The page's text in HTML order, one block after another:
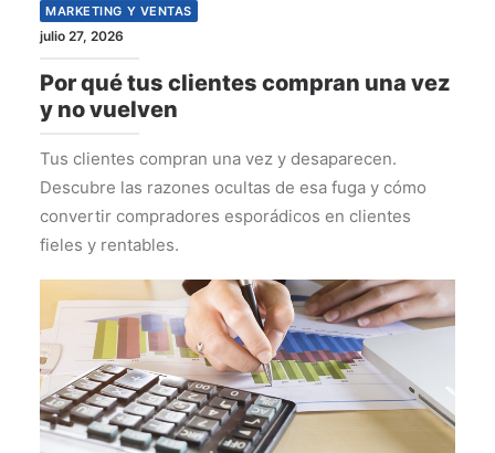
MARKETING Y VENTAS
julio 27, 2026
Por qué tus clientes compran una vez
y no vuelven
Tus clientes compran una vez y desaparecen.
Descubre las razones ocultas de esa fuga y cómo
convertir compradores esporádicos en clientes
fieles y rentables.